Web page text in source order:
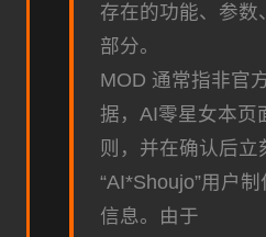
存在的功能、参数
部分。
MOD 通常指非官
据，AI零星女本页
则，并在确认后立
“AI*Shoujo”用户
信息。由于